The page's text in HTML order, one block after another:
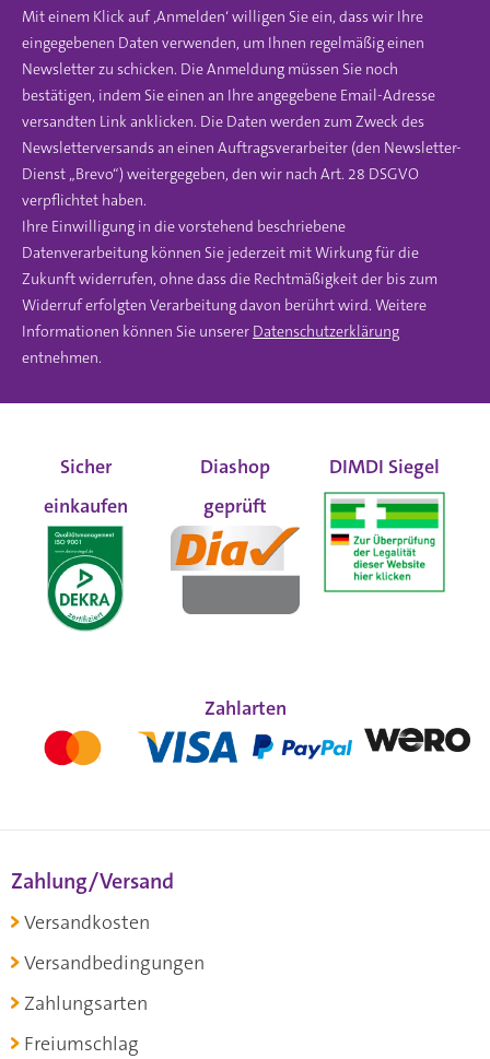
Mit einem Klick auf ‚Anmelden‘ willigen Sie ein, dass wir Ihre
eingegebenen Daten verwenden, um Ihnen regelmäßig einen
Newsletter zu schicken. Die Anmeldung müssen Sie noch
bestätigen, indem Sie einen an Ihre angegebene Email-Adresse
versandten Link anklicken. Die Daten werden zum Zweck des
Newsletterversands an einen Auftragsverarbeiter (den Newsletter-
Dienst „Brevo“) weitergegeben, den wir nach Art. 28 DSGVO
verpflichtet haben.
Ihre Einwilligung in die vorstehend beschriebene
Datenverarbeitung können Sie jederzeit mit Wirkung für die
Zukunft widerrufen, ohne dass die Rechtmäßigkeit der bis zum
Widerruf erfolgten Verarbeitung davon berührt wird. Weitere
Informationen können Sie unserer Datenschutzerklärung
entnehmen.
Sicher
einkaufen
Diashop
geprüft
DIMDI Siegel
Zahlarten
Zahlung/Versand
Versandkosten
Versandbedingungen
Zahlungsarten
Freiumschlag